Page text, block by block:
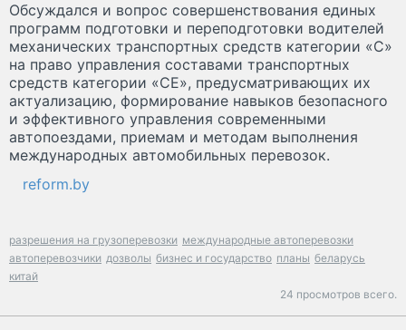
Обсуждался и вопрос совершенствования единых
программ подготовки и переподготовки водителей
механических транспортных средств категории «C»
на право управления составами транспортных
средств категории «СЕ», предусматривающих их
актуализацию, формирование навыков безопасного
и эффективного управления современными
автопоездами, приемам и методам выполнения
международных автомобильных перевозок.
reform.by
разрешения на грузоперевозки международные автоперевозки
автоперевозчики дозволы бизнес и государство планы беларусь
китай
24 просмотров всего.